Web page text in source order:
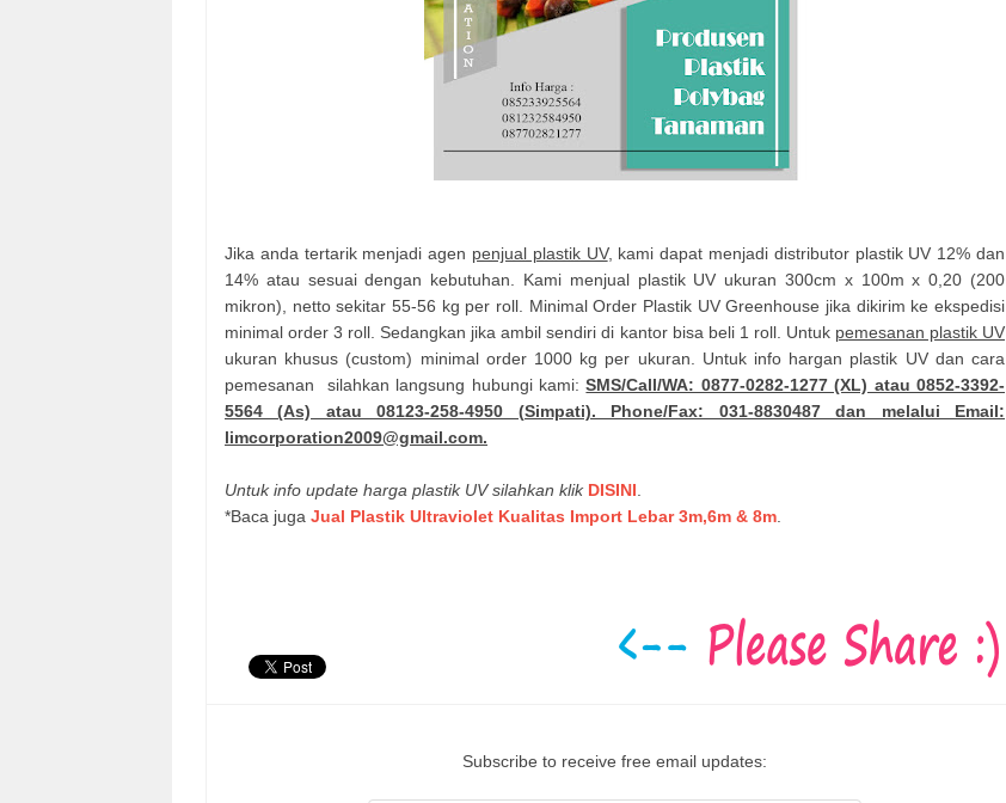
Jika anda tertarik menjadi agen penjual plastik UV, kami dapat menjadi distributor plastik UV 12% dan
14% atau sesuai dengan kebutuhan. Kami menjual plastik UV ukuran 300cm x 100m x 0,20 (200
mikron), netto sekitar 55-56 kg per roll. Minimal Order Plastik UV Greenhouse jika dikirim ke ekspedisi
minimal order 3 roll. Sedangkan jika ambil sendiri di kantor bisa beli 1 roll. Untuk pemesanan plastik UV
ukuran khusus (custom) minimal order 1000 kg per ukuran. Untuk info hargan plastik UV dan cara
pemesanan silahkan langsung hubungi kami:SMS/Call/WA: 0877-0282-1277 (XL) atau 0852-3392-
5564 (As) atau 08123-258-4950 (Simpati). Phone/Fax: 031-8830487 dan melalui Email:
limcorporation2009@gmail.com.
Untuk info update harga plastik UV silahkan klik DISINI
*Baca juga Jual Plastik Ultraviolet Kualitas Import Lebar 3m,6m & 8m
Subscribe to receive free email updates: